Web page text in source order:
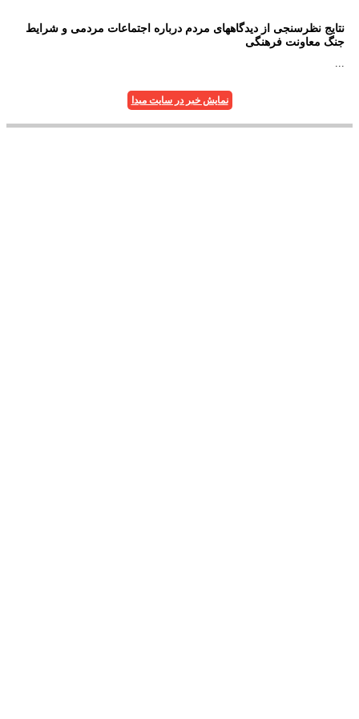
نتایج نظرسنجی از دیدگاههای مردم درباره اجتماعات مردمی و شرایط
جنگ معاونت فرهنگی
نمایش خبر در سایت مبدا